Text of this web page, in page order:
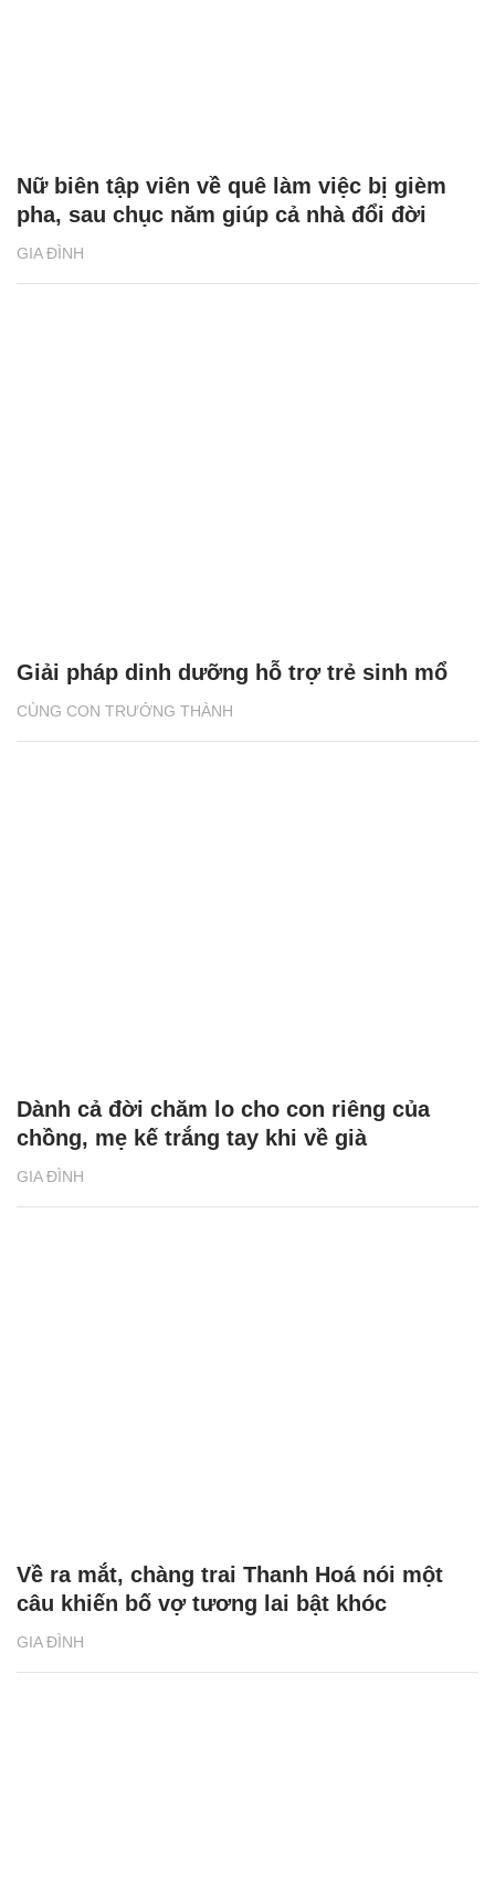
GIA ĐÌNH
Nữ biên tập viên về quê làm việc bị gièm
pha, sau chục năm giúp cả nhà đổi đời
CÙNG CON TRƯỞNG THÀNH
Giải pháp dinh dưỡng hỗ trợ trẻ sinh mổ
GIA ĐÌNH
Dành cả đời chăm lo cho con riêng của
chồng, mẹ kế trắng tay khi về già
GIA ĐÌNH
Về ra mắt, chàng trai Thanh Hoá nói một
câu khiến bố vợ tương lai bật khóc